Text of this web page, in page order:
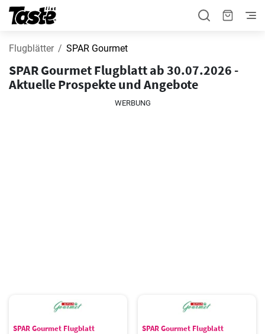
Flugblätter SPAR Gourmet
SPAR Gourmet Flugblatt ab 30.07.2026 -
Aktuelle Prospekte und Angebote
WERBUNG
SPAR Gourmet Flugblatt SPAR Gourmet Flugblatt